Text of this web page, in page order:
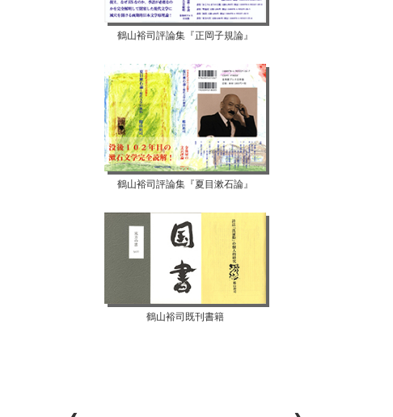
鶴山裕司評論集『正岡子規論』
鶴山裕司評論集『夏目漱石論』
鶴山裕司既刊書籍